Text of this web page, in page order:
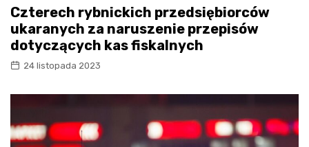
Czterech rybnickich przedsiębiorców
ukaranych za naruszenie przepisów
dotyczących kas fiskalnych
24 listopada 2023